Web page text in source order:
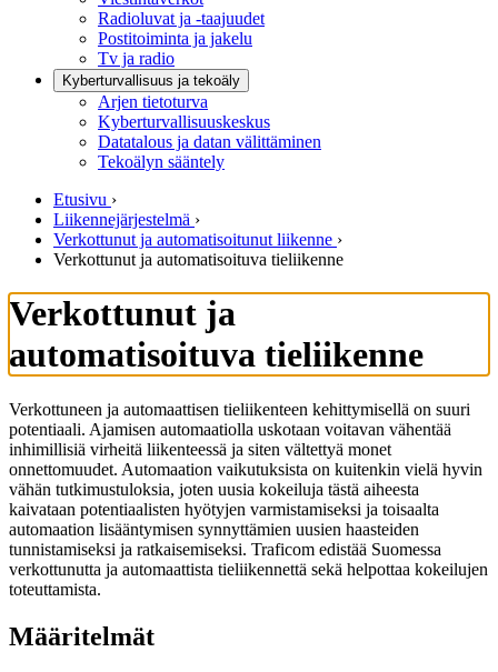
Radioluvat ja -taajuudet
Postitoiminta ja jakelu
Tv ja radio
Kyberturvallisuus ja tekoäly
Arjen tietoturva
Kyberturvallisuuskeskus
Datatalous ja datan välittäminen
Tekoälyn sääntely
Etusivu ›
Liikennejärjestelmä ›
Verkottunut ja automatisoitunut liikenne ›
Verkottunut ja automatisoituva tieliikenne
Verkottunut ja
automatisoituva tieliikenne
Verkottuneen ja automaattisen tieliikenteen kehittymisellä on suuri
potentiaali. Ajamisen automaatiolla uskotaan voitavan vähentää
inhimillisiä virheitä liikenteessä ja siten vältettyä monet
onnettomuudet. Automaation vaikutuksista on kuitenkin vielä hyvin
vähän tutkimustuloksia, joten uusia kokeiluja tästä aiheesta
kaivataan potentiaalisten hyötyjen varmistamiseksi ja toisaalta
automaation lisääntymisen synnyttämien uusien haasteiden
tunnistamiseksi ja ratkaisemiseksi. Traficom edistää Suomessa
verkottunutta ja automaattista tieliikennettä sekä helpottaa kokeilujen
toteuttamista.
Määritelmät